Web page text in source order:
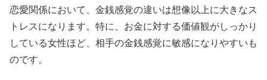
恋愛関係において、金銭感覚の違いは想像以上に大きなス
トレスになります。特に、お金に対する価値観がしっかり
している女性ほど、相手の金銭感覚に敏感になりやすいも
のです。